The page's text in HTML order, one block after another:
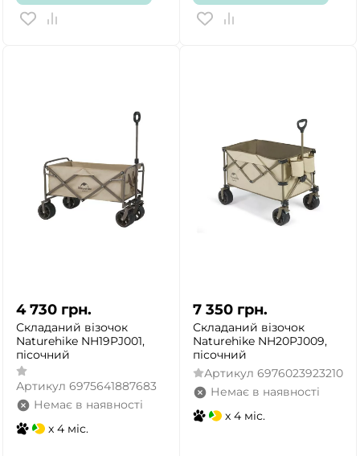
4 730 грн.
Складаний візочок
Naturehike NH19PJ001,
пісочний
Артикул 6975641887683
Немає в наявності
x 4 міс.
7 350 грн.
Складаний візочок
Naturehike NH20PJ009,
пісочний
Артикул 6976023923210
Немає в наявності
x 4 міс.